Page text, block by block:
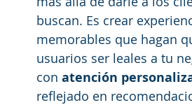
buscan. Es crear
memorables que hagan
usuarios ser leales a tu
con atención
reflejado en